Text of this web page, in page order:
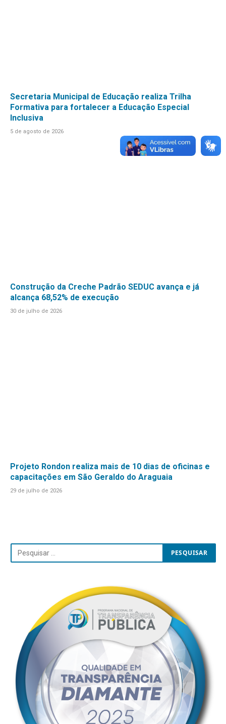
Secretaria Municipal de Educação realiza Trilha
Formativa para fortalecer a Educação Especial
Inclusiva
5 de agosto de 2026
Construção da Creche Padrão SEDUC avança e já
alcança 68,52% de execução
30 de julho de 2026
Projeto Rondon realiza mais de 10 dias de oficinas e
capacitações em São Geraldo do Araguaia
29 de julho de 2026